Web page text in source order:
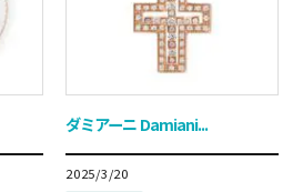
ダミアーニ Damiani...
2025/3/20